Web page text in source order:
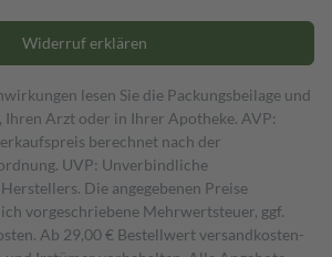
Widerruf erklären
lesen Sie die Packungsbeilage und
Ihren Arzt oder in Ihrer Apotheke. AVP:
berechnet nach der
UVP: Unverbindliche
Die angegebenen Preise
vorgeschriebene Mehrwertsteuer, ggf.
Ab 29,00 € Bestell­wert versand­kosten­